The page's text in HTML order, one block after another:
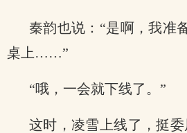
秦韵也说：“是啊，我准
桌上……”
“哦，一会就下线了。”
这时，凌雪上线了，挺